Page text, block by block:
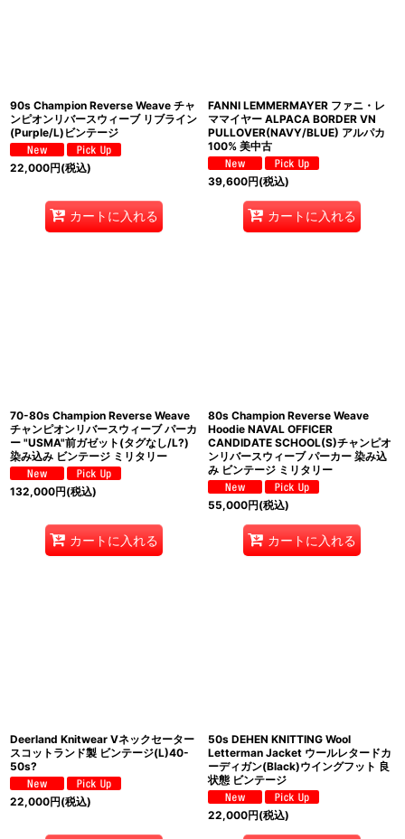
90s Champion Reverse Weave チャ
ンピオンリバースウィーブ リブライン
(Purple/L)ビンテージ
22,000円(税込)
カートに入れる
FANNI LEMMERMAYER ファニ・レ
ママイヤー ALPACA BORDER VN
PULLOVER(NAVY/BLUE) アルパカ
100% 美中古
39,600円(税込)
カートに入れる
70-80s Champion Reverse Weave
チャンピオンリバースウィーブ パーカ
ー "USMA"前ガゼット(タグなし/L?)
染み込み ビンテージ ミリタリー
132,000円(税込)
カートに入れる
80s Champion Reverse Weave
Hoodie NAVAL OFFICER
CANDIDATE SCHOOL(S)チャンピオ
ンリバースウィーブ パーカー 染み込
み ビンテージ ミリタリー
55,000円(税込)
カートに入れる
Deerland Knitwear Vネックセーター
スコットランド製 ビンテージ(L)40-
50s?
22,000円(税込)
50s DEHEN KNITTING Wool
Letterman Jacket ウールレタードカ
ーディガン(Black)ウイングフット 良
状態 ビンテージ
22,000円(税込)